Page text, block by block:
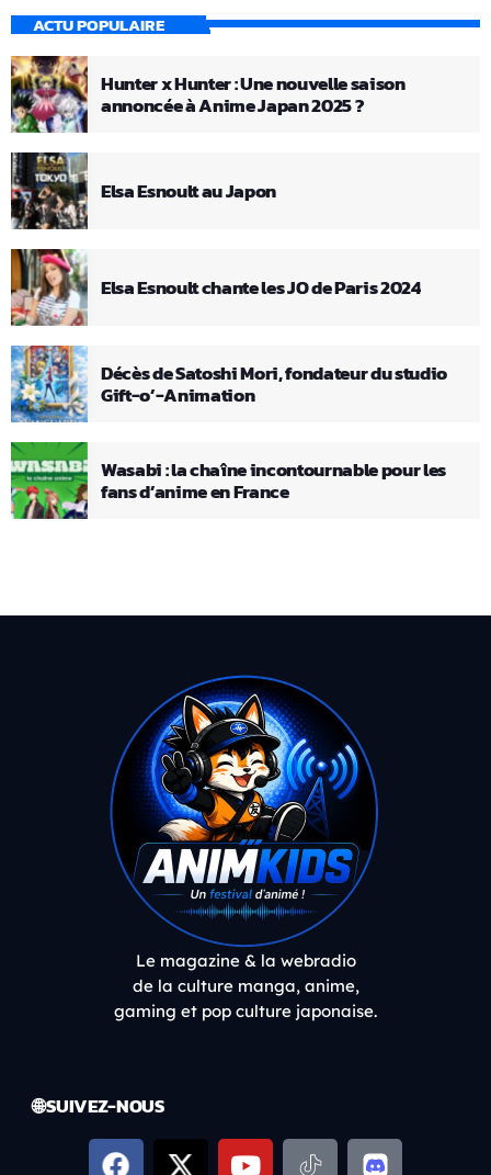
ACTU POPULAIRE
Hunter x Hunter : Une nouvelle saison
annoncée à Anime Japan 2025 ?
Elsa Esnoult au Japon
Elsa Esnoult chante les JO de Paris 2024
Décès de Satoshi Mori, fondateur du studio
Gift-o’-Animation
Wasabi : la chaîne incontournable pour les
fans d’anime en France
Le magazine & la webradio
de la culture manga, anime,
gaming et pop culture japonaise.
🌐 SUIVEZ-NOUS